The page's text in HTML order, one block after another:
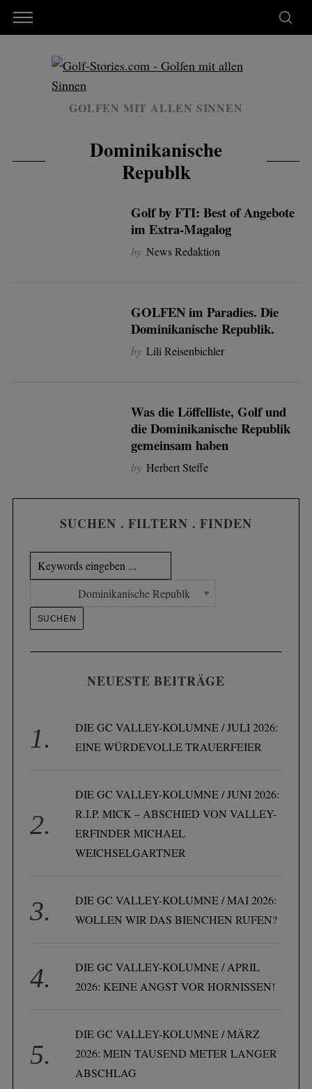
GOLFEN MIT ALLEN SINNEN
Dominikanische
Republk
Golf by FTI: Best of Angebote
im Extra-Magalog
by News Redaktion
GOLFEN im Paradies. Die
Dominikanische Republik.
by Lili Reisenbichler
Was die Löffelliste, Golf und
die Dominikanische Republik
gemeinsam haben
by Herbert Steffe
SUCHEN . FILTERN . FINDEN
NEUESTE BEITRÄGE
DIE GC VALLEY-KOLUMNE / JULI 2026:
EINE WÜRDEVOLLE TRAUERFEIER
DIE GC VALLEY-KOLUMNE / JUNI 2026:
R.I.P. MICK – ABSCHIED VON VALLEY-
ERFINDER MICHAEL
WEICHSELGARTNER
DIE GC VALLEY-KOLUMNE / MAI 2026:
WOLLEN WIR DAS BIENCHEN RUFEN?
DIE GC VALLEY-KOLUMNE / APRIL
2026: KEINE ANGST VOR HORNISSEN!
DIE GC VALLEY-KOLUMNE / MÄRZ
2026: MEIN TAUSEND METER LANGER
ABSCHLAG